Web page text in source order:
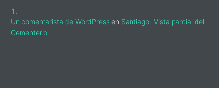
Un comentarista de WordPress en Santiago- Vista parcial del
Cementerio